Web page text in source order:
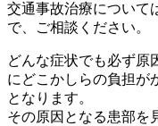
交通事故治療について
で、ご相談ください。
どんな症状でも必ず原
にどこかしらの負担が
となります。
その原因となる患部を